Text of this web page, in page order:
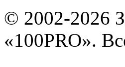
© 2002-2026
«100PRO».